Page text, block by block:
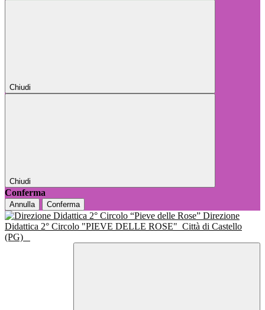
Chiudi
Chiudi
Conferma
Annulla Conferma
Direzione
Didattica 2° Circolo "PIEVE DELLE ROSE" Città di Castello
(PG)